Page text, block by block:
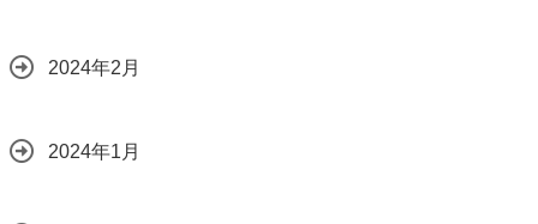
2024年2月
2024年1月